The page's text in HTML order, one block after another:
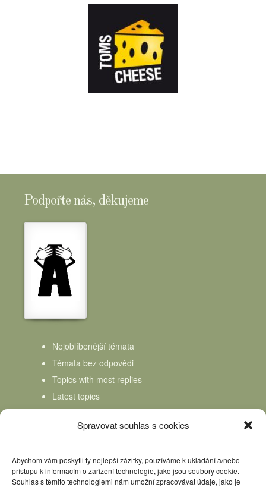
Spravovat souhlas s cookies
Abychom vám poskytli ty nejlepší zážitky, používáme k ukládání a/nebo
přístupu k informacím o zařízení technologie, jako jsou soubory cookie.
Souhlas s těmito technologiemi nám umožní zpracovávat údaje, jako je
Podpořte nás, děkujeme
Nejoblíbenější témata
Témata bez odpovědi
Topics with most replies
Latest topics
Topics Freshness